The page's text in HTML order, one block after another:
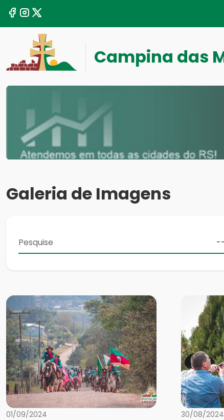
Campina das
Galeria de Imagens
01/09/2024 30/08/2024